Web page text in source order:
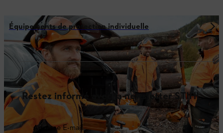
Équipements de protection individuelle
Restez informé avec la newsletter STIHL
Adresse E-mail